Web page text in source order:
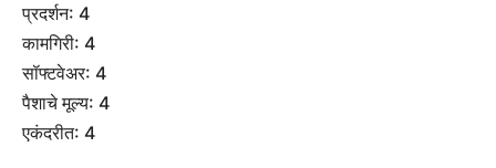
प्रदर्शन: 4
कामगिरी: 4
सॉफ्टवेअर: 4
पैशाचे मूल्य: 4
एकंदरीत: 4